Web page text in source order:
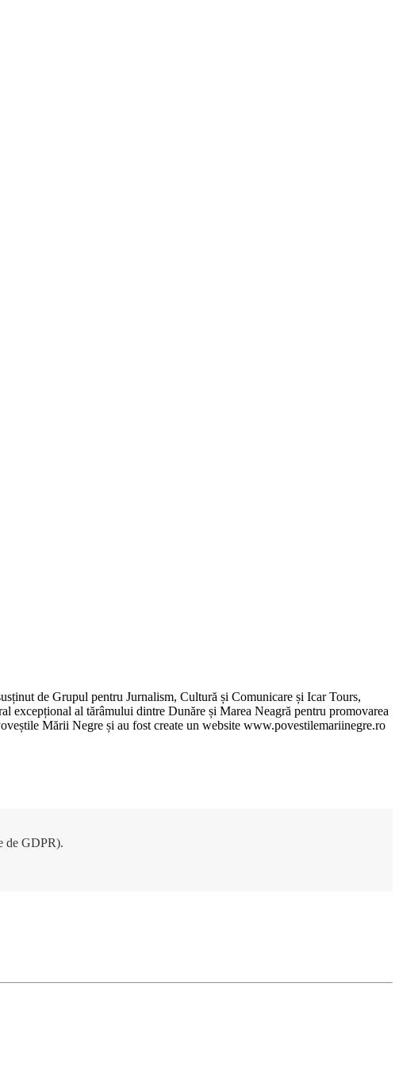
de Grupul pentru Jurnalism, Cultură și Comunicare și Icar Tours,
excepțional al tărâmului dintre Dunăre și Marea Neagră pentru promovarea
Mării Negre și au fost create un website www.povestilemariinegre.ro
de GDPR).